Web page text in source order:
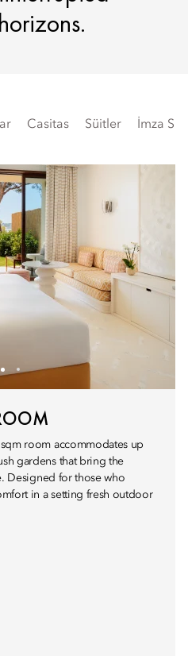
Casitas Süitler İmza
room accommodates up
gardens that bring the
Designed for those who
in a setting fresh outdoor